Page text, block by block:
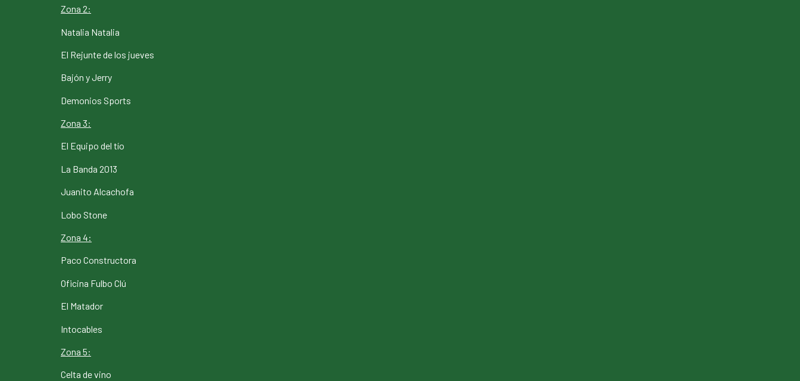
Zona 2:
Natalia Natalia
El Rejunte de los jueves
Bajón y Jerry
Demonios Sports
Zona 3:
El Equipo del tío
La Banda 2013
Juanito Alcachofa
Lobo Stone
Zona 4:
Paco Constructora
Oficina Fulbo Clú
El Matador
Intocables
Zona 5:
Celta de vino